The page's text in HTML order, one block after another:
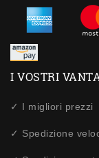
I VOSTRI
✓ I migliori prezzi
✓ Spedizione